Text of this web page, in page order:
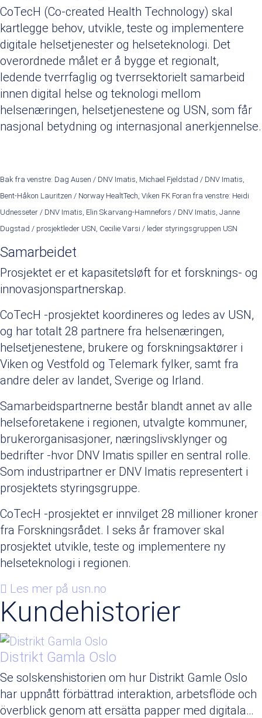
CoTecH (Co-created Health Technology) skal
kartlegge behov, utvikle, teste og implementere
digitale helsetjenester og helseteknologi. Det
overordnede målet er å bygge et regionalt,
ledende tverrfaglig og tverrsektorielt samarbeid
innen digital helse og teknologi mellom
helsenæringen, helsetjenestene og USN, som får
nasjonal betydning og internasjonal anerkjennelse.
Bak fra venstre: Dag Ausen / DNV Imatis, Michael Fjeldstad / DNV Imatis,
Bent-Håkon Lauritzen / Norway HealtTech, Viken FK Foran fra venstre: Heidi
Udnesseter / DNV Imatis, Elin Skarvang-Hamnefors / DNV Imatis, Janne
Dugstad / prosjektleder USN, Cecilie Varsi / leder styringsgruppen USN
Samarbeidet
Prosjektet er et kapasitetsløft for et forsknings- og
innovasjonspartnerskap.
CoTecH -prosjektet koordineres og ledes av USN,
og har totalt 28 partnere fra helsenæringen,
helsetjenestene, brukere og forskningsaktører i
Viken og Vestfold og Telemark fylker, samt fra
andre deler av landet, Sverige og Irland.
Samarbeidspartnerne består blandt annet av alle
helseforetakene i regionen, utvalgte kommuner,
brukerorganisasjoner, næringslivsklynger og
bedrifter -hvor DNV Imatis spiller en sentral rolle.
Som industripartner er DNV Imatis representert i
prosjektets styringsgruppe.
CoTecH -prosjektet er innvilget 28 millioner kroner
fra Forskningsrådet. I seks år framover skal
prosjektet utvikle, teste og implementere ny
helseteknologi i regionen.
Les mer på usn.no
Kundehistorier
Distrikt Gamla Oslo
Se solskenshistorien om hur Distrikt Gamle Oslo
har uppnått förbättrad interaktion, arbetsflöde och
överblick genom att ersätta papper med digitala…